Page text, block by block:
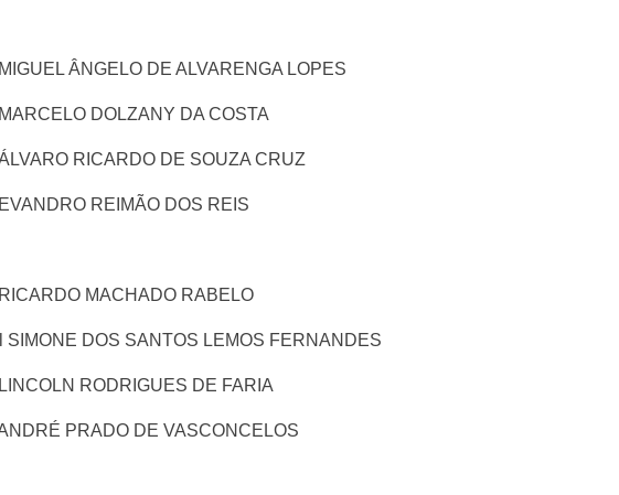
ÂNGELO DE ALVARENGA LOPES
DOLZANY DA COSTA
RICARDO DE SOUZA CRUZ
REIMÃO DOS REIS
MACHADO RABELO
SIMONE DOS SANTOS LEMOS FERNANDES
RODRIGUES DE FARIA
PRADO DE VASCONCELOS